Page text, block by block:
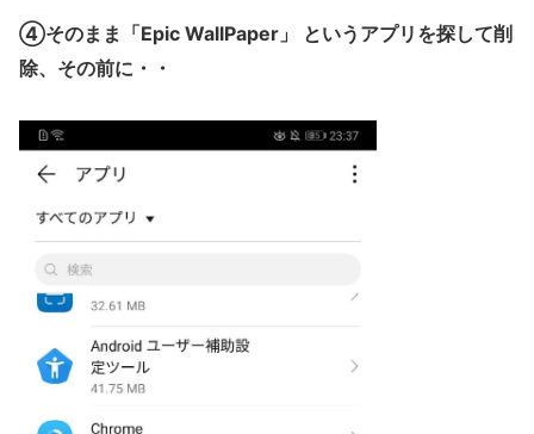
④そのまま「Epic WallPaper」 というアプリを探して削
除、その前に・・